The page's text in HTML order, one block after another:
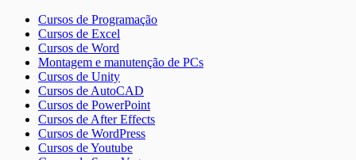
Cursos de Programação
Cursos de Excel
Cursos de Word
Montagem e manutenção de PCs
Cursos de Unity
Cursos de AutoCAD
Cursos de PowerPoint
Cursos de After Effects
Cursos de WordPress
Cursos de Youtube